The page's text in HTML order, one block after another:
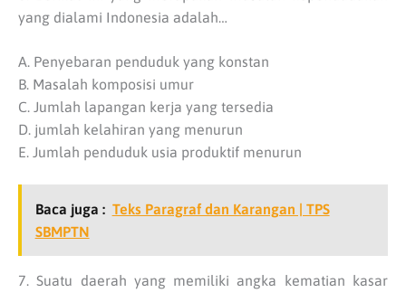
yang dialami Indonesia adalah…
A. Penyebaran penduduk yang konstan
B. Masalah komposisi umur
C. Jumlah lapangan kerja yang tersedia
D. jumlah kelahiran yang menurun
E. Jumlah penduduk usia produktif menurun
Baca juga : Teks Paragraf dan Karangan | TPS
SBMPTN
7. Suatu daerah yang memiliki angka kematian kasar